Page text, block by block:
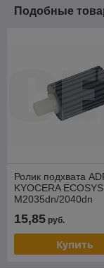
Подобные
Ролик подхвата
KYOCERA ECOSYS
M2035dn/2040dn
/2135dn/2635dn/
(CET), CET341004
15,85 руб.
Купить